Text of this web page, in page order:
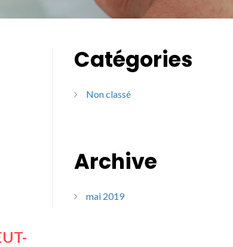
Catégories
Non classé
Archive
mai 2019